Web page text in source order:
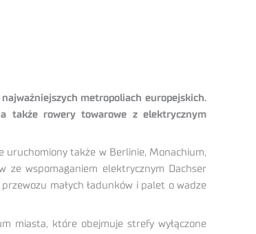
metropoliach europejskich.
także rowery towarowe z elektrycznym
uruchomiony także w Berlinie, Monachium,
ze wspomaganiem elektrycznym Dachser
małych ładunków i palet o wadze
miasta, które obejmuje strefy wyłączone